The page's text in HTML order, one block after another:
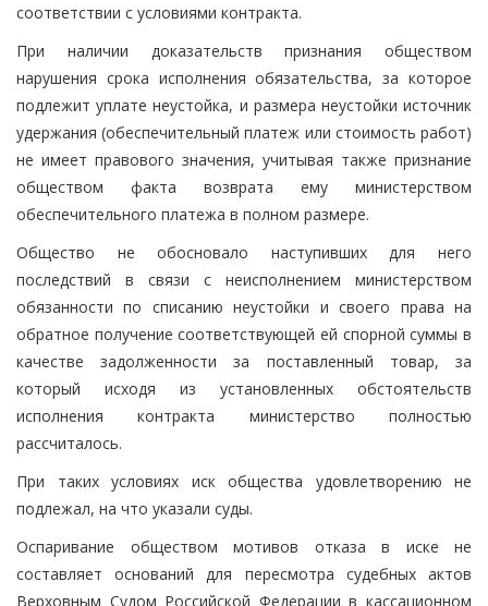
соответствии с условиями контракта.
При наличии доказательств признания обществом
нарушения срока исполнения обязательства, за которое
подлежит уплате неустойка, и размера неустойки источник
удержания (обеспечительный платеж или стоимость работ)
не имеет правового значения, учитывая также признание
обществом факта возврата ему министерством
обеспечительного платежа в полном размере.
Общество не обосновало наступивших для него
последствий в связи с неисполнением министерством
обязанности по списанию неустойки и своего права на
обратное получение соответствующей ей спорной суммы в
качестве задолженности за поставленный товар, за
который исходя из установленных обстоятельств
исполнения контракта министерство полностью
рассчиталось.
При таких условиях иск общества удовлетворению не
подлежал, на что указали суды.
Оспаривание обществом мотивов отказа в иске не
составляет оснований для пересмотра судебных актов
Верховным Судом Российской Федерации в кассационном